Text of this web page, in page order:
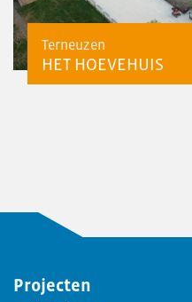
Terneuzen
HET HOEVEHUIS
Projecten